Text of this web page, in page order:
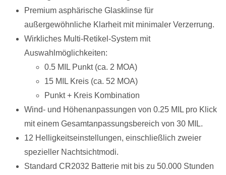
Premium asphärische Glasklinse für
außergewöhnliche Klarheit mit minimaler Verzerrung.
Wirkliches Multi-Retikel-System mit
Auswahlmöglichkeiten:
0.5 MIL Punkt (ca. 2 MOA)
15 MIL Kreis (ca. 52 MOA)
Punkt + Kreis Kombination
Wind- und Höhenanpassungen von 0.25 MIL pro Klick
mit einem Gesamtanpassungsbereich von 30 MIL.
12 Helligkeitseinstellungen, einschließlich zweier
spezieller Nachtsichtmodi.
Standard CR2032 Batterie mit bis zu 50.000 Stunden